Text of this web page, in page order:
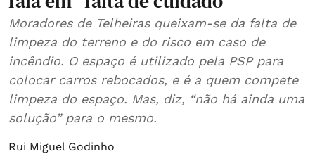
Moradores de Telheiras queixam-se da falta de
limpeza do terreno e do risco em caso de
incêndio. O espaço é utilizado pela PSP para
colocar carros rebocados, e é a quem compete
limpeza do espaço. Mas, diz, “não há ainda uma
solução” para o mesmo.
Rui Miguel Godinho